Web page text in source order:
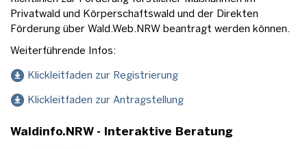
Privatwald und Körperschaftswald und der Direkten
Förderung über Wald.Web.NRW beantragt werden können.
Weiterführende Infos:
Klickleitfaden zur Registrierung
Klickleitfaden zur Antragstellung
Waldinfo.NRW - Interaktive Beratung